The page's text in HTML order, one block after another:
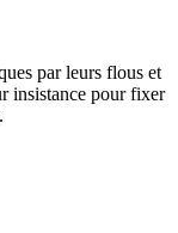
par leurs flous et
insistance pour fixer